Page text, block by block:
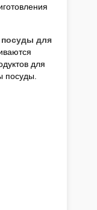
для
для
посуды.